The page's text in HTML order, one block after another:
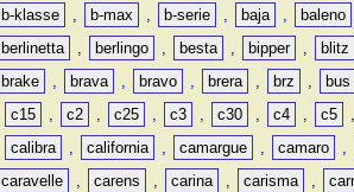
b-klasse
, b-max , b-serie , baja , baleno
berlinetta
, berlingo , besta , bipper , blitz
brake
, brava , bravo , brera , brz , bus
c15 , c2 , c25 , c3 , c30 , c4 , c5 ,
calibra , california , camargue , camaro ,
caravelle
, carens , carina , carisma ,